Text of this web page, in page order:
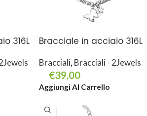
316L Bracciale in acciaio 316L
Bracciali, Bracciali - 2Jewels
€39,00
Aggiungi Al Carrello